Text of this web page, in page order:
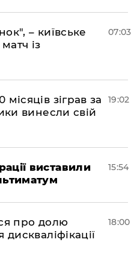
– київське
із
07:03
зіграв за
винесли свій
19:02
виставили
15:54
про долю
18:00